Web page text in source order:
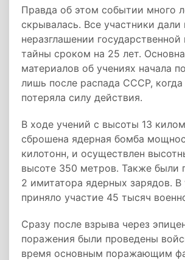
Правда об этом событии много
скрывалась. Все участники дали
неразглашении
тайны сроком на 25 лет.
материалов об учениях начала
лишь после распада СССР, когда
потеряла силу действия.
В ходе учений с высоты 13
сброшена ядерная бомба
килотонн, и осуществлен
высоте 350 метров. Также были
2 имитатора ядерных зарядов. В
приняло участие 45 тысяч
Сразу после взрыва через
поражения были проведены
время основным поражающим